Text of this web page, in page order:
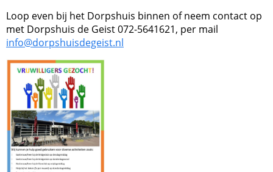
Loop even bij het Dorpshuis binnen of neem contact op
met Dorpshuis de Geist 072-5641621, per mail
info@dorpshuisdegeist.nl